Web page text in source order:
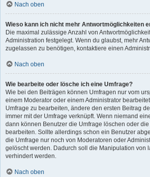
Nach oben
Wieso kann ich nicht mehr Antwortmöglichkeiten
Die maximal zulässige Anzahl von
Administration festgelegt. Wenn du glaubst, mehr
zugelassen zu benötigen, kontaktiere einen
Nach oben
Wie bearbeite oder lösche ich eine Umfrage?
Wie bei den Beiträgen können Umfragen nur vom
einem Moderator oder einem Administrator
Umfrage zu bearbeiten, ändere den ersten Beitrag
immer mit der Umfrage verknüpft. Wenn niemand
dann können Benutzer die Umfrage löschen oder
bearbeiten. Sollte allerdings schon ein Benutzer
die Umfrage nur noch von Moderatoren oder
gelöscht werden. Dadurch soll die Manipulation von
verhindert werden.
Nach oben